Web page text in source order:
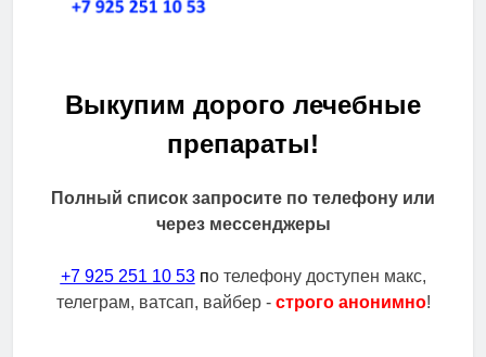
Выкупим дорого лечебные
препараты!
Полный список запросите по телефону или
через мессенджеры
+7 925 251 10 53по телефону доступен макс,
телеграм, ватсап, вайбер - строго анонимно!